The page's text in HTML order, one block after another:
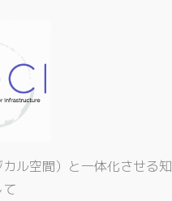
ル空間）と一体化させる知